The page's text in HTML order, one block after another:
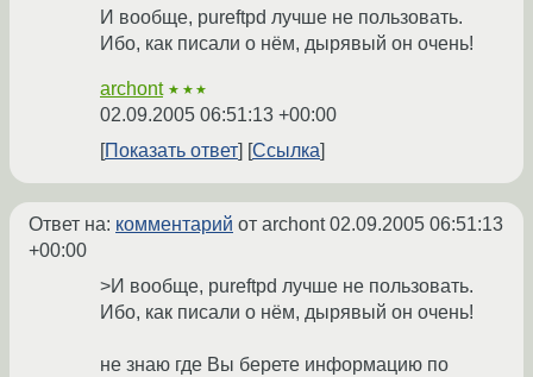
И вообще, pureftpd лучше не пользовать.
Ибо, как писали о нём, дырявый он очень!
archont ★★★
02.09.2005 06:51:13 +00:00
Показать ответ
Ссылка
Ответ на: комментарий от archont02.09.2005 06:51:13
+00:00
>И вообще, pureftpd лучше не пользовать.
Ибо, как писали о нём, дырявый он очень!
не знаю где Вы берете информацию по